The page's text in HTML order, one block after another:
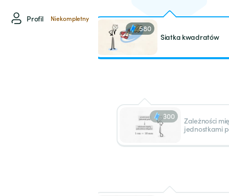
Profil Niekompletny
580
Siatka kwadratów
300
Zależności
jednostkami